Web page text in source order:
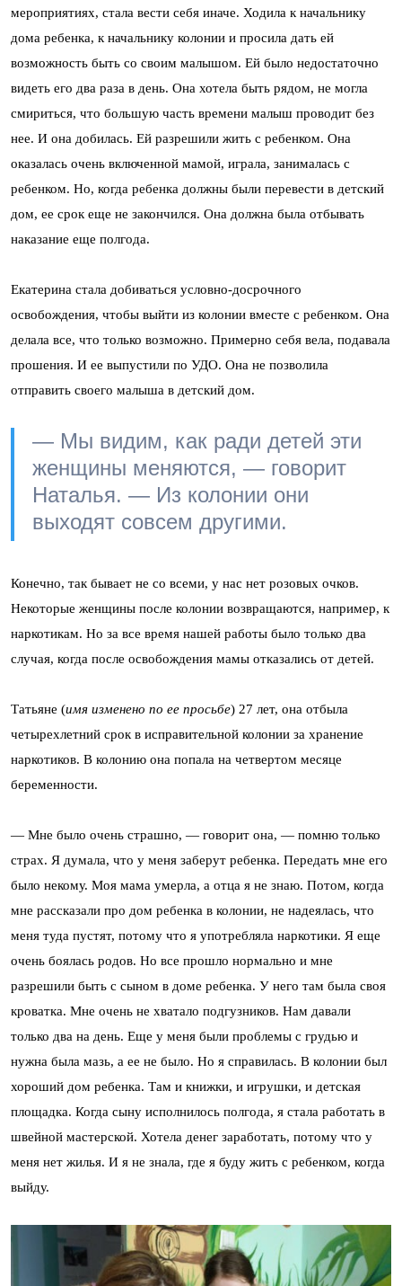
мероприятиях, стала вести себя иначе. Ходила к начальнику
дома ребенка, к начальнику колонии и просила дать ей
возможность быть со своим малышом. Ей было недостаточно
видеть его два раза в день. Она хотела быть рядом, не могла
смириться, что большую часть времени малыш проводит без
нее. И она добилась. Ей разрешили жить с ребенком. Она
оказалась очень включенной мамой, играла, занималась с
ребенком. Но, когда ребенка должны были перевести в детский
дом, ее срок еще не закончился. Она должна была отбывать
наказание еще полгода.
Екатерина стала добиваться условно-досрочного
освобождения, чтобы выйти из колонии вместе с ребенком. Она
делала все, что только возможно. Примерно себя вела, подавала
прошения. И ее выпустили по УДО. Она не позволила
отправить своего малыша в детский дом.
— Мы видим, как ради детей эти
женщины меняются, — говорит
Наталья. — Из колонии они
выходят совсем другими.
Конечно, так бывает не со всеми, у нас нет розовых очков.
Некоторые женщины после колонии возвращаются, например, к
наркотикам. Но за все время нашей работы было только два
случая, когда после освобождения мамы отказались от детей.
Татьяне (имя изменено по ее просьбе) 27 лет, она отбыла
четырехлетний срок в исправительной колонии за хранение
наркотиков. В колонию она попала на четвертом месяце
беременности.
— Мне было очень страшно, — говорит она, — помню только
страх. Я думала, что у меня заберут ребенка. Передать мне его
было некому. Моя мама умерла, а отца я не знаю. Потом, когда
мне рассказали про дом ребенка в колонии, не надеялась, что
меня туда пустят, потому что я употребляла наркотики. Я еще
очень боялась родов. Но все прошло нормально и мне
разрешили быть с сыном в доме ребенка. У него там была своя
кроватка. Мне очень не хватало подгузников. Нам давали
только два на день. Еще у меня были проблемы с грудью и
нужна была мазь, а ее не было. Но я справилась. В колонии был
хороший дом ребенка. Там и книжки, и игрушки, и детская
площадка. Когда сыну исполнилось полгода, я стала работать в
швейной мастерской. Хотела денег заработать, потому что у
меня нет жилья. И я не знала, где я буду жить с ребенком, когда
выйду.